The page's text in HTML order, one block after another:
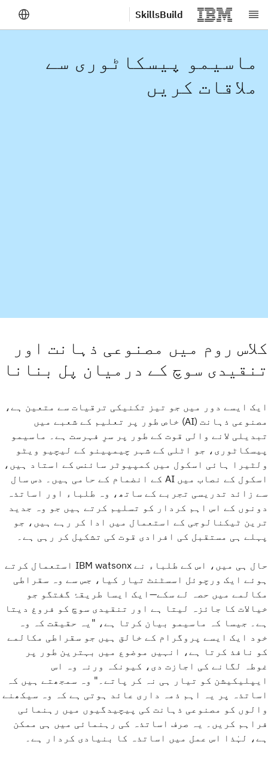
اصلی مواد پر جائیںSkillsBuild
ماسیمو پیسکاٹوری سے
ملاقات کریں
کلاس روم میں مصنوعی ذہانت اور
تنقیدی سوچ کے درمیان پل بنانا
ایک ایسے دور میں جو تیز تکنیکی ترقیات سے متعین ہے،
مصنوعی ذہانت (AI) خاص طور پر تعلیم کے شعبے میں
تبدیلی لانے والی قوت کے طور پر سرِ فہرست ہے۔ ماسیمو
پیسکاٹوری، جو اٹلی کے شہر چیمپینو کے لیچیو ویٹو
ولٹیرا ہائی اسکول میں کمپیوٹر سائنس کے استاد ہیں،
اسکول کے نصاب میں AI کے انضمام کے حامی ہیں۔ دس سال
سے زائد تدریسی تجربے کے ساتھ، وہ طلباء اور اساتذہ
دونوں کے اس اہم کردار کو تسلیم کرتے ہیں جو وہ جدید
ترین ٹیکنالوجی کے استعمال میں ادا کر رہے ہیں، جو
پہلے ہی مستقبل کی افرادی قوت کی تشکیل کر رہی ہے۔
حال ہی میں، اس کے طلباء نے IBM watsonx استعمال کرتے
ہوئے ایک ورچوئل اسسٹنٹ تیار کیا، جس سے وہ سقراطی
مکالمے میں حصہ لے سکے—ایک ایسا طریقۂ گفتگو جو
خیالات کا جائزہ لیتا ہے اور تنقیدی سوچ کو فروغ دیتا
ہے۔ جیسا کہ ماسیمو بیان کرتا ہے، "یہ حقیقت کہ وہ
خود ایک ایسے پروگرام کے خالق ہیں جو سقراطی مکالمے
کو نافذ کرتا ہے، انہیں موضوع میں بہترین طور پر
غوطہ لگانے کی اجازت دی، کیونکہ ورنہ وہ اس
ایپلیکیشن کو تیار ہی نہ کر پاتے۔" وہ سمجھتے ہیں کہ
اساتذہ پر یہ اہم ذمہ داری عائد ہوتی ہے کہ وہ سیکھنے
والوں کو مصنوعی ذہانت کی پیچیدگیوں میں رہنمائی
فراہم کریں۔ یہ صرف اساتذہ کی رہنمائی میں ہی ممکن
ہے، لہٰذا اس عمل میں اساتذہ کا بنیادی کردار ہے۔